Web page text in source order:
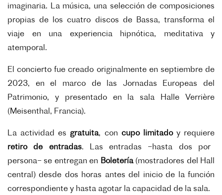
imaginaria. La música, una selección de composiciones
propias de los cuatro discos de Bassa, transforma el
viaje en una experiencia hipnótica, meditativa y
atemporal.
El concierto fue creado originalmente en septiembre de
2023, en el marco de las Jornadas Europeas del
Patrimonio, y presentado en la sala Halle Verrière
(Meisenthal, Francia).
La actividad es gratuita, con cupo limitadoy requiere
retiro de entradas. Las entradas –hasta dos por
persona– se entregan en Boletería(mostradores del Hall
central) desde dos horas antes del inicio de la función
correspondiente y hasta agotar la capacidad de la sala.